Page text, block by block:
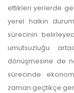
ettikleri yerlerde
yerel halkın
sürecinin
umutsuzluğu
dönüşmesine de
sürecinde
zaman geçtikçe